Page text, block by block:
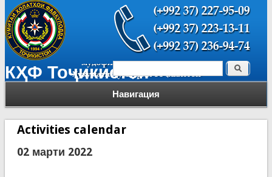
КҲФ Тоҷикистон
Навигация
Форма поиска Поиск
Activities calendar
02 марти 2022